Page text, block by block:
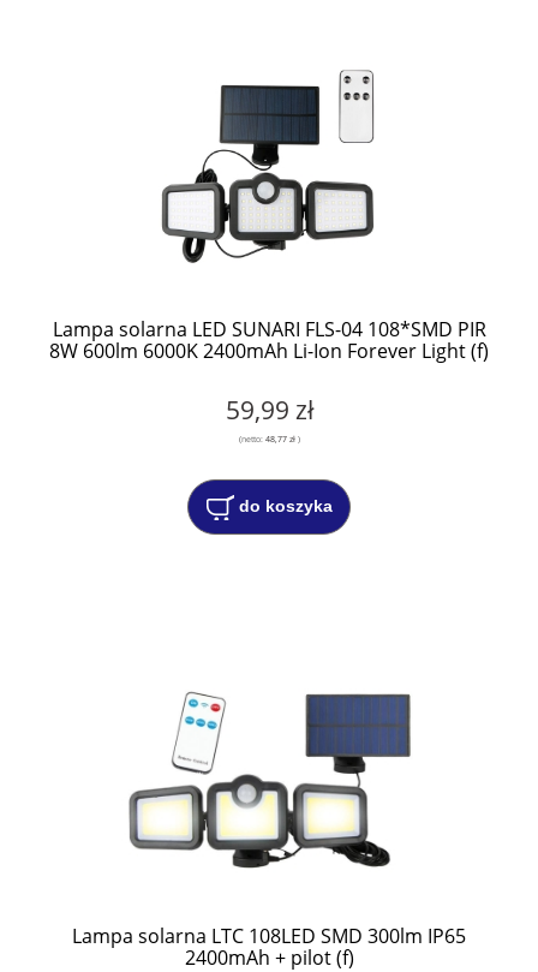
Lampa solarna LED SUNARI FLS-04 108*SMD PIR
8W 600lm 6000K 2400mAh Li-Ion Forever Light (f)
59,99 zł
(netto: 48,77 zł)
do koszyka
Lampa solarna LTC 108LED SMD 300lm IP65
2400mAh + pilot (f)